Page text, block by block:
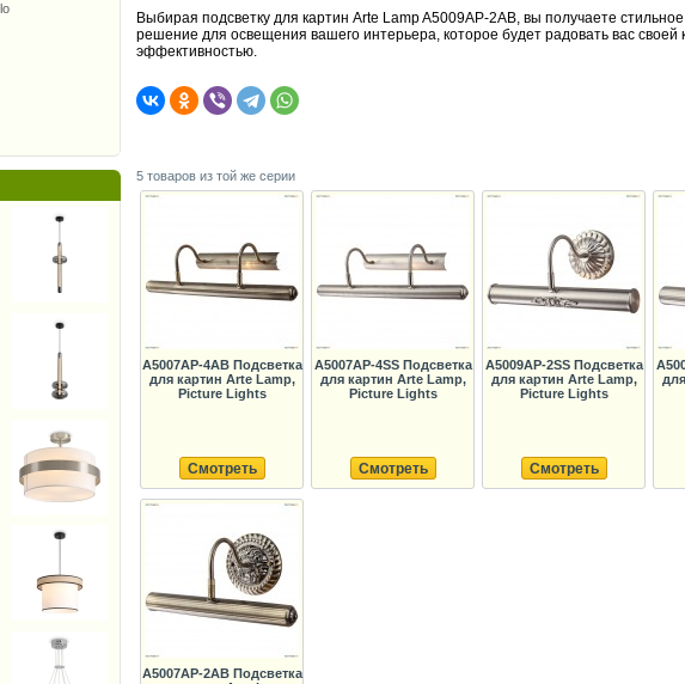
Выбирая подсветку для картин Arte Lamp A5009AP-2AB, вы получаете
решение для освещения вашего интерьера, которое будет радовать вас своей
эффективностью.
5 товаров из той же серии
A5007AP-4AB Подсветка
для картин Arte Lamp,
Picture Lights
Смотреть
A5007AP-4SS Подсветка
для картин Arte Lamp,
Picture Lights
Смотреть
A5009AP-2SS Подсветка
для картин Arte Lamp,
Picture Lights
Смотреть
A5007AP-2AB Подсветка